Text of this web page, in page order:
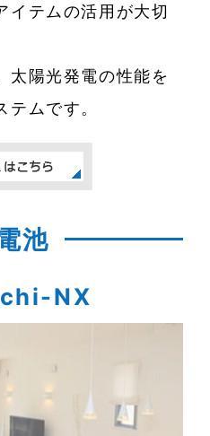
イテムの活用が大切
太陽光発電の性能を
ムです。
池
NX